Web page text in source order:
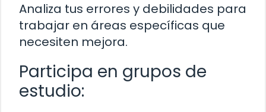
Analiza tus errores y debilidades para
trabajar en áreas específicas que
necesiten mejora.
Participa en grupos de
estudio: